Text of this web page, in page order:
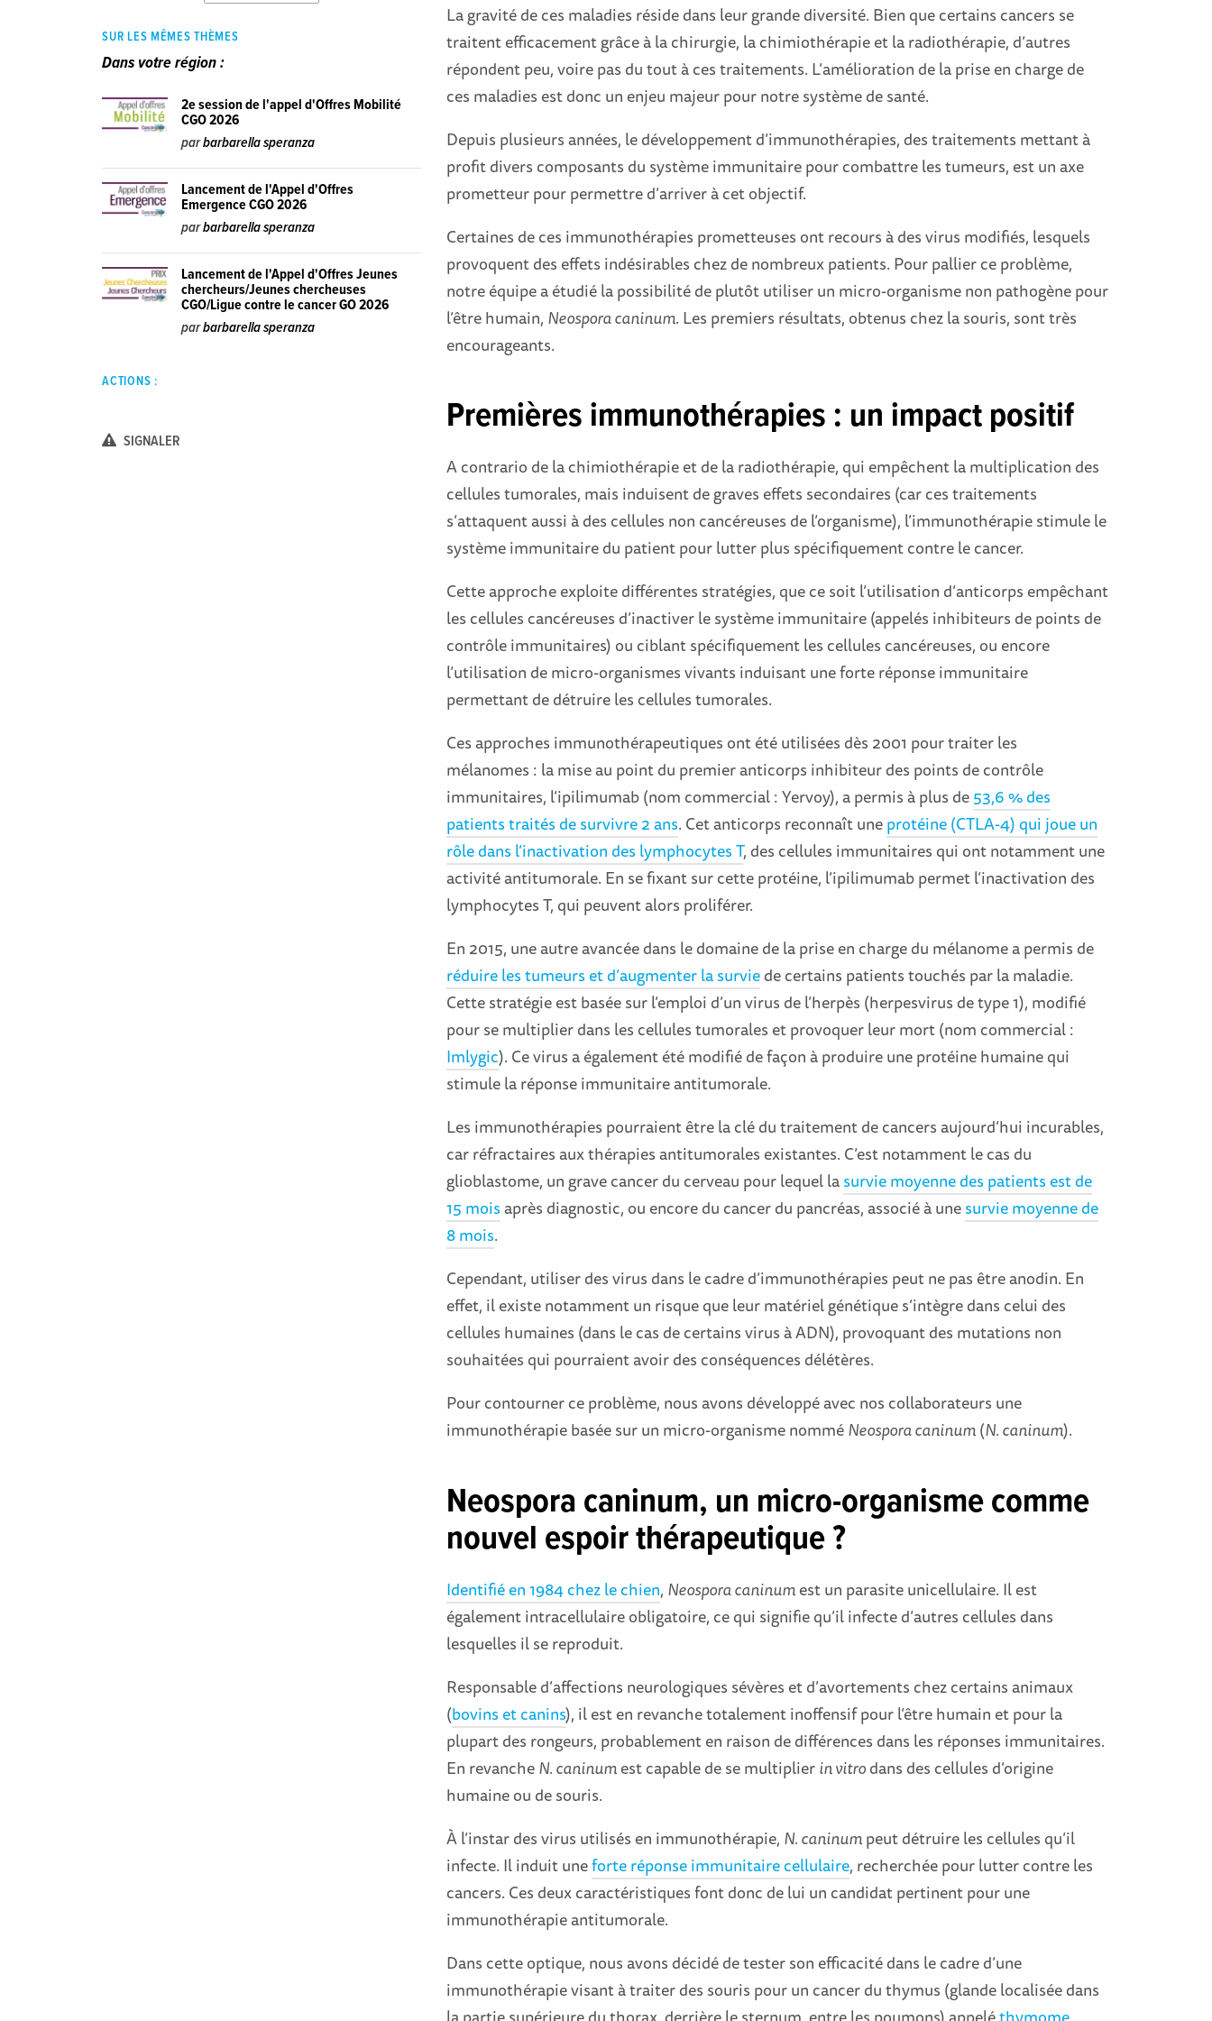
La gravité de ces maladies réside dans leur grande diversité. Bien que certains cancers se
traitent efficacement grâce à la chirurgie, la chimiothérapie et la radiothérapie, d’autres
répondent peu, voire pas du tout à ces traitements. L’amélioration de la prise en charge de
ces maladies est donc un enjeu majeur pour notre système de santé.
Depuis plusieurs années, le développement d’immunothérapies, des traitements mettant à
profit divers composants du système immunitaire pour combattre les tumeurs, est un axe
prometteur pour permettre d’arriver à cet objectif.
Certaines de ces immunothérapies prometteuses ont recours à des virus modifiés, lesquels
provoquent des effets indésirables chez de nombreux patients. Pour pallier ce problème,
notre équipe a étudié la possibilité de plutôt utiliser un micro-organisme non pathogène pour
l’être humain, Neospora caninum. Les premiers résultats, obtenus chez la souris, sont très
encourageants.
Premières immunothérapies : un impact positif
A contrario de la chimiothérapie et de la radiothérapie, qui empêchent la multiplication des
cellules tumorales, mais induisent de graves effets secondaires (car ces traitements
s’attaquent aussi à des cellules non cancéreuses de l’organisme), l’immunothérapie stimule le
système immunitaire du patient pour lutter plus spécifiquement contre le cancer.
Cette approche exploite différentes stratégies, que ce soit l’utilisation d’anticorps empêchant
les cellules cancéreuses d’inactiver le système immunitaire (appelés inhibiteurs de points de
contrôle immunitaires) ou ciblant spécifiquement les cellules cancéreuses, ou encore
l’utilisation de micro-organismes vivants induisant une forte réponse immunitaire
permettant de détruire les cellules tumorales.
Ces approches immunothérapeutiques ont été utilisées dès 2001 pour traiter les
mélanomes : la mise au point du premier anticorps inhibiteur des points de contrôle
immunitaires, l’ipilimumab (nom commercial : Yervoy), a permis à plus de53,6 % des
patients traités de survivre 2 ans. Cet anticorps reconnaît uneprotéine (CTLA-4) qui joue un
rôle dans l’inactivation des lymphocytes T, des cellules immunitaires qui ont notamment une
activité antitumorale. En se fixant sur cette protéine, l’ipilimumab permet l’inactivation des
lymphocytes T, qui peuvent alors proliférer.
En 2015, une autre avancée dans le domaine de la prise en charge du mélanome a permis de
réduire les tumeurs et d’augmenter la surviede certains patients touchés par la maladie.
Cette stratégie est basée sur l’emploi d’un virus de l’herpès (herpesvirus de type 1), modifié
pour se multiplier dans les cellules tumorales et provoquer leur mort (nom commercial :
Imlygic). Ce virus a également été modifié de façon à produire une protéine humaine qui
stimule la réponse immunitaire antitumorale.
Les immunothérapies pourraient être la clé du traitement de cancers aujourd’hui incurables,
car réfractaires aux thérapies antitumorales existantes. C’est notamment le cas du
glioblastome, un grave cancer du cerveau pour lequel lasurvie moyenne des patients est de
15 moisaprès diagnostic, ou encore du cancer du pancréas, associé à unesurvie moyenne de
8 mois.
Cependant, utiliser des virus dans le cadre d’immunothérapies peut ne pas être anodin. En
effet, il existe notamment un risque que leur matériel génétique s’intègre dans celui des
cellules humaines (dans le cas de certains virus à ADN), provoquant des mutations non
souhaitées qui pourraient avoir des conséquences délétères.
Pour contourner ce problème, nous avons développé avec nos collaborateurs une
immunothérapie basée sur un micro-organisme nomméNeospora caninum(N. caninum).
Neospora caninum, un micro-organisme comme
nouvel espoir thérapeutique ?
Identifié en 1984 chez le chien, Neospora caninumest un parasite unicellulaire. Il est
également intracellulaire obligatoire, ce qui signifie qu’il infecte d’autres cellules dans
lesquelles il se reproduit.
Responsable d’affections neurologiques sévères et d’avortements chez certains animaux
(bovins et canins), il est en revanche totalement inoffensif pour l’être humain et pour la
plupart des rongeurs, probablement en raison de différences dans les réponses immunitaires.
En revancheN. caninumest capable de se multiplierin vitrodans des cellules d’origine
humaine ou de souris.
À l’instar des virus utilisés en immunothérapie, N. caninumpeut détruire les cellules qu’il
infecte. Il induit uneforte réponse immunitaire cellulaire, recherchée pour lutter contre les
cancers. Ces deux caractéristiques font donc de lui un candidat pertinent pour une
immunothérapie antitumorale.
Dans cette optique, nous avons décidé de tester son efficacité dans le cadre d’une
immunothérapie visant à traiter des souris pour un cancer du thymus (glande localisée dans
SUR LES MÊMES THÈMES
Dans votre région :
2e session de l'appel d'Offres Mobilité
CGO 2026
parbarbarella speranza
Lancement de l'Appel d'Offres
Emergence CGO 2026
parbarbarella speranza
Lancement de l'Appel d'Offres Jeunes
chercheurs/Jeunes chercheuses
CGO/Ligue contre le cancer GO 2026
parbarbarella speranza
ACTIONS :
SIGNALER